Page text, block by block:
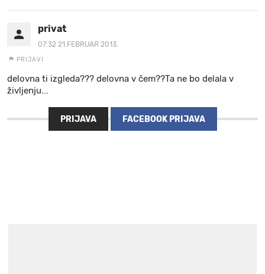
privat
07:32 21.FEBRUAR 2013.
PRIJAVI
delovna ti izgleda??? delovna v čem??Ta ne bo delala v
življenju...
PRIJAVA FACEBOOK PRIJAVA